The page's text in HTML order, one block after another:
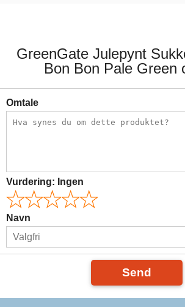
GreenGate Julepynt
Bon Bon Pale Green
Omtale
Vurdering: Ingen
Navn
Send